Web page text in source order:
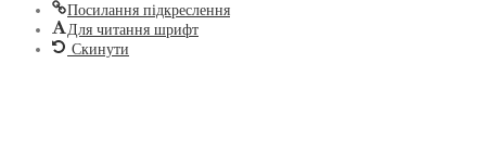
Посилання підкреслення
Для читання шрифт
Скинути